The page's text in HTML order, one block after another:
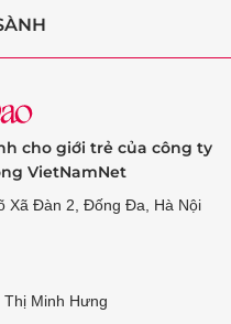
cho giới trẻ của công ty
VietNamNet
Xã Đàn 2, Đống Đa, Hà Nội
Minh Hưng